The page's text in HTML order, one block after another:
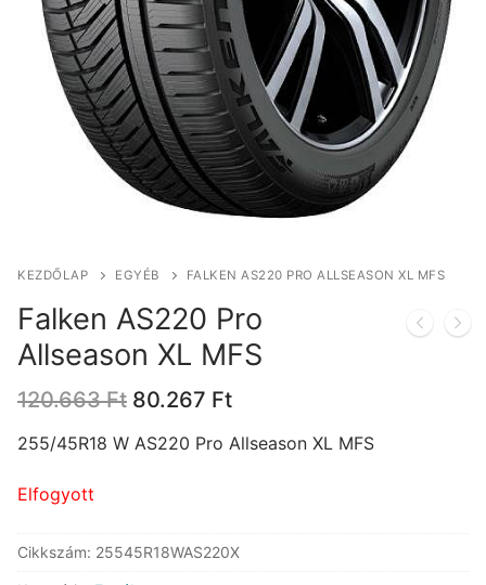
KEZDŐLAP EGYÉB FALKEN AS220 PRO ALLSEASON XL MFS
Falken AS220 Pro
Allseason XL MFS
120.663Ft Original
was:
80.267 FtCurrent
is:
255/45R18 W AS220 Pro Allseason XL MFS
Elfogyott
Cikkszám: 25545R18WAS220X